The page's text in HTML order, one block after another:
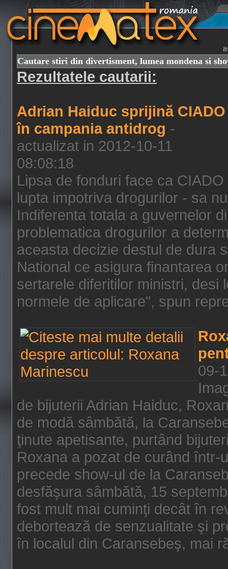
Cautare stiri din divertisment, lumea mondena si
Rezultatele cautarii:
Adrian Haiduc sprijină CIADO
în campania antidrog -
actualizat in 2012-10-11
08:08:18
Lipsa de fonduri face ca
lupta impotriva drogurilor - sa
Indiferenta totala a guvernelor
problematica drogurilor a
aceasta decizie destul de dura
National ce asigura finantarea
sertarele diferitilor ministri, desi
normele de aplicare", spun
09-
de bijuterii Adrian Haiduc,
de modă sâmbătă, la
ţinute apetisante, purtând
Roxana a pozat de curând
precede show-ul de la
desfăşura sâmbătă, 15
fost mult mai cuminţi decât în
debortează de senzualitate şi
în localul din Caransebeş, mai